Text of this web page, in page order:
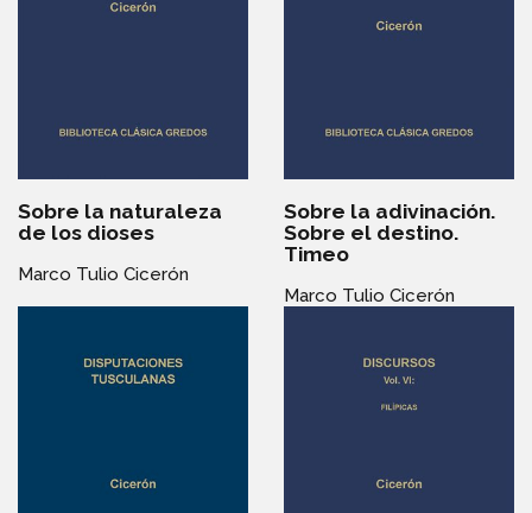
Sobre la naturaleza
de los dioses
Marco Tulio Cicerón
Sobre la adivinación.
Sobre el destino.
Timeo
Marco Tulio Cicerón